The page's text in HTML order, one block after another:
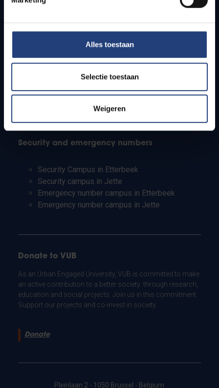
Alles toestaan
Selectie toestaan
Weigeren
Students
PhD students
Teachers and secondary schools
Working students
Security and emergency numbers
Security Campus in Etterbeek
Security campus in Jette
Emergency number campus in Etterbeek
Emergency number campus in Jette
Donate to VUB
As an Urban Engaged University, VUB is committed to make
an active contribution to a better society: through research,
education and social projects. Join us in this commitment.
Support our projects and co-invest in society.
Donate
Pleinlaan 2 - 1050 Brussel - Belgium